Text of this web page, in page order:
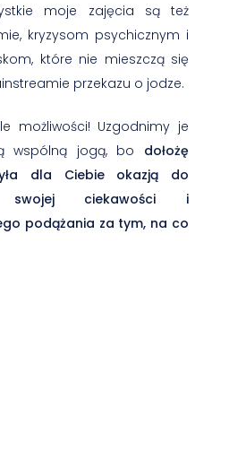
moje zajęcia są też
kryzysom psychicznym i
które nie mieszczą się
przekazu o jodze.
możliwości! Uzgodnimy je
wspólną jogą, bo dołożę
dla Ciebie okazją do
swojej ciekawości i
podążania za tym, na co